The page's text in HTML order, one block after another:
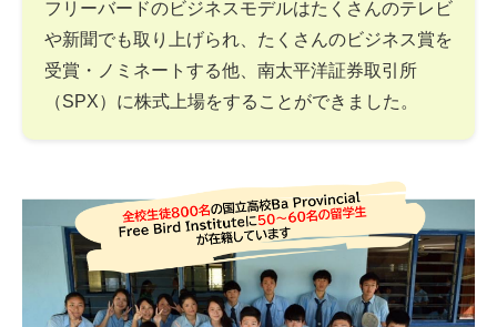
フリーバードのビジネスモデルはたくさんのテレビ
や新聞でも取り上げられ、たくさんのビジネス賞を
受賞・ノミネートする他、南太平洋証券取引所
（SPX）に株式上場をすることができました。